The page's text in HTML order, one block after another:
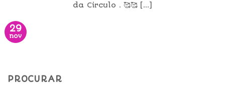
da Circulo . 🥰🥰 [...]
29
nov
PROCURAR